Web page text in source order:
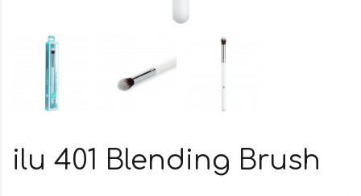
ilu 401 Blending Brush